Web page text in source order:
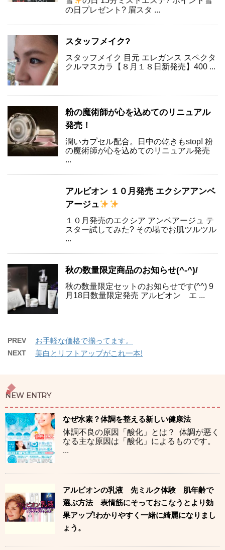
の日プレゼント? 眉スタ ...
スタッフメイク?
スタッフメイク 目元 エレガンス スペクタ
クルマスカラ【８月１８日新発売】400 ...
粉の魔術師が心を込めてのリニュアル
発売！
潤いカプセル配合。日中の乾きもstop! 粉
の魔術師が心を込めてのリニュアル発売
...
アルビオン １０月発売 エクシアアンベ
アージュ
１０月発売のエクシア アンベアージュ テ
スター試してみた? その場でお肌ツルツル
...
秋の数量限定商品のお知らせ(^-^)/
秋の数量限定セットのお知らせです(^^) 9
月18日数量限定発売 アルビオン エ ...
PREV お手軽な価格で揃ってます。
NEXT 美白とリフトアップがこれ一本!
NEW ENTRY
なぜ水素？体調を整える新しい健康法
体調不良の原因「酸化」とは？ 体調が悪く
なる主な原因は「酸化」によるものです。
...
アルビオンの乳液 先ミルク体験 肌年齢で
選ぶ方法 表情筋にそっておこなうとより効
果アップ!わかりやすく一緒に綺麗になりまし
ょう。